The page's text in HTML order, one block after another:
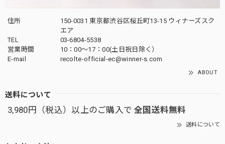
住所
150-0031 東京都渋谷区桜丘町13-15 ウィナーズスク
エア
TEL
03-6804-5538
営業時間
10：00〜17：00(土日祝日除く）
E-mail
recolte-official-ec@winner-s.com
ABOUT
送料について
3,980円（税込）以上のご購入で 全国送料無料
送料について